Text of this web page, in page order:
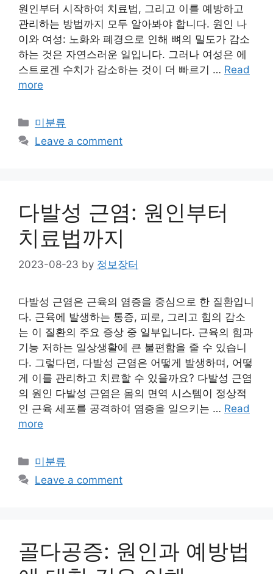
원인부터 시작하여 치료법, 그리고 이를 예방하고
관리하는 방법까지 모두 알아봐야 합니다. 원인 나
이와 여성: 노화와 폐경으로 인해 뼈의 밀도가 감소
하는 것은 자연스러운 일입니다. 그러나 여성은 에
스트로겐 수치가 감소하는 것이 더 빠르기 … Read
more
Categories
미분류
Leave a comment
다발성 근염: 원인부터
치료법까지
2023-08-23 by 정보장터
다발성 근염은 근육의 염증을 중심으로 한 질환입니
다. 근육에 발생하는 통증, 피로, 그리고 힘의 감소
는 이 질환의 주요 증상 중 일부입니다. 근육의 힘과
기능 저하는 일상생활에 큰 불편함을 줄 수 있습니
다. 그렇다면, 다발성 근염은 어떻게 발생하며, 어떻
게 이를 관리하고 치료할 수 있을까요? 다발성 근염
의 원인 다발성 근염은 몸의 면역 시스템이 정상적
인 근육 세포를 공격하여 염증을 일으키는 … Read
more
Categories
미분류
Leave a comment
골다공증: 원인과 예방법